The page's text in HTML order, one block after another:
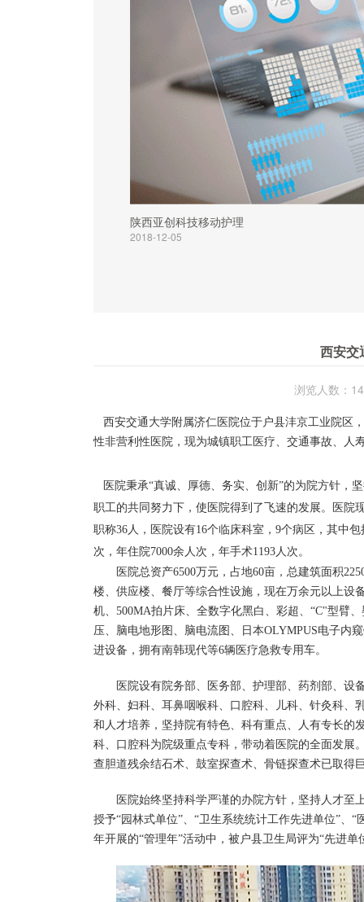
陕西亚创科技移动护理
2018-12-05
西安交
浏览人数：
西安交通大学附属济仁医院位于户县沣京工业院区
性非营利性医院，现为城镇职工医疗、交通事故、人
医院秉承“真诚、厚德、务实、创新”的为院方针，
职工的共同努力下，使医院得到了飞速的发展。医院
职称36人，医院设有16个临床科室，9个病区，其中
次，年住院7000余人次，年手术1193人次。
医院总资产6500万元，占地60亩，总建筑面积
楼、供应楼、餐厅等综合性设施，现在万余元以上设
机、500MA拍片床、全数字化黑白、彩超、“C"型臂
压、脑电地形图、脑电流图、日本OLYMPUS电子内
进设备，拥有南韩现代等6辆医疗急救专用车。
医院设有院务部、医务部、护理部、药剂部、设
外科、妇科、耳鼻咽喉科、口腔科、儿科、针灸科、
和人才培养，坚持院有特色、科有重点、人有专长的
科、口腔科为院级重点专科，带动着医院的全面发展
查胆道残余结石术、鼓室探查术、骨链探查术已取得
医院始终坚持科学严谨的办院方针，坚持人才
授予“园林式单位”、“卫生系统统计工作先进单位”、
年开展的“管理年”活动中，被户县卫生局评为“先进